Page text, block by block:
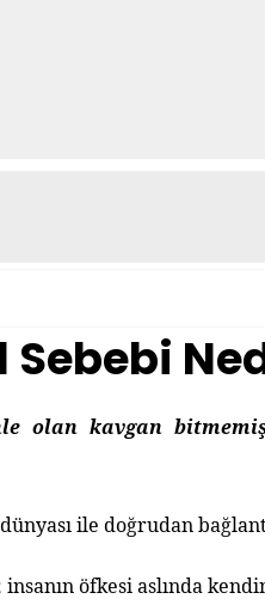
Sebebi
olan kavgan
ile doğrudan
öfkesi aslında